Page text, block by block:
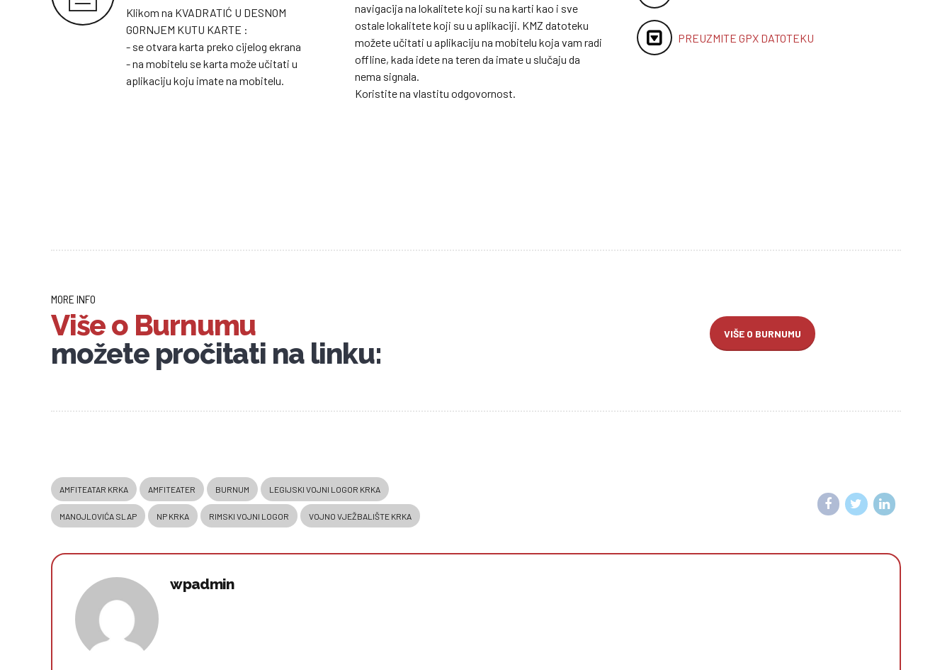
Klikom na KVADRATIĆ U DESNOM
GORNJEM KUTU KARTE :
- se otvara karta preko cijelog ekrana
- na mobitelu se karta može učitati u
aplikaciju koju imate na mobitelu.
navigacija na lokalitete koji su na karti kao i sve
ostale lokalitete koji su u aplikaciji. KMZ datoteku
možete učitati u aplikaciju na mobitelu koja vam radi
offline, kada idete na teren da imate u slučaju da
nema signala.
Koristite na vlastitu odgovornost.
PREUZMITE GPX DATOTEKU
MORE INFO
Više o Burnumu
možete pročitati na linku:
VIŠE O BURNUMU
AMFITEATAR KRKA AMFITEATER BURNUM LEGIJSKI VOJNI LOGOR KRKA
MANOJLOVIĆA SLAP NP KRKA RIMSKI VOJNI LOGOR VOJNO VJEŽBALIŠTE KRKA
wpadmin